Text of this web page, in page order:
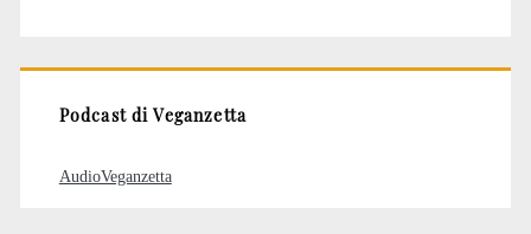
Podcast di Veganzetta
AudioVeganzetta